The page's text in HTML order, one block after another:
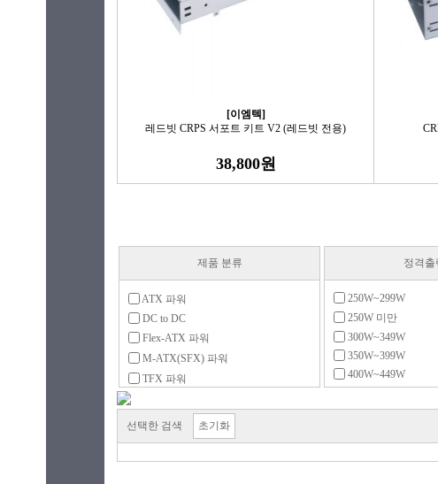
[이엠텍]
레드빗 CRPS 서포트 키트 V2 (레드빗 전용)
38,800원
제품 분류
ATX 파워
DC to DC
Flex-ATX 파워
M-ATX(SFX) 파워
TFX 파워
서버용 파워
전용 액세서리
정격출
250W~299W
250W 미만
300W~349W
350W~399W
400W~449W
500W~599W
선택한 검색 초기화